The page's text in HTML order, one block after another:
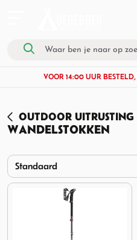
VOOR 14:00 UUR BESTELD, ZELFDE
WANDELSTOKKEN
OUTDOOR UITRUSTING